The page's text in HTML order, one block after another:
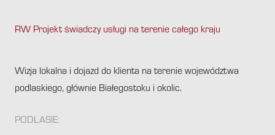
RW Projekt świadczy usługi na terenie całego kraju
Wizja lokalna i dojazd do klienta na terenie województwa
podlaskiego, głównie Białegostoku i okolic.
PODLASIE: